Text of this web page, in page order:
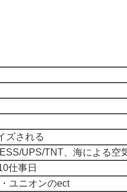
ズされる
UPS/TNT、海による空
仕事日
ユニオンのect